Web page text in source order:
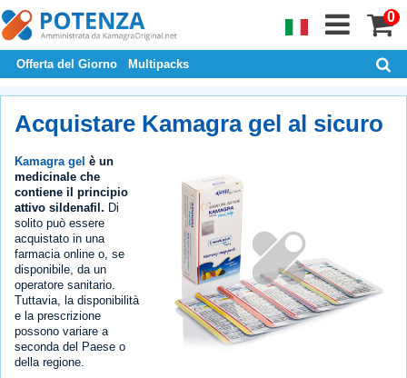
0
Offerta del Giorno Multipacks
Acquistare Kamagra gel al sicuro
Kamagra gel è un
medicinale che
contiene il principio
attivo sildenafil. Di
solito può essere
acquistato in una
farmacia online o, se
disponibile, da un
operatore sanitario.
Tuttavia, la disponibilità
e la prescrizione
possono variare a
seconda del Paese o
della regione.